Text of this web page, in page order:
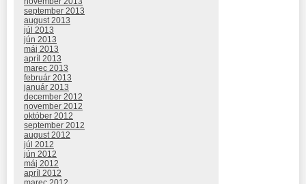
september 2013
august 2013
júl 2013
jún 2013
máj 2013
apríl 2013
marec 2013
február 2013
január 2013
december 2012
november 2012
október 2012
september 2012
august 2012
júl 2012
jún 2012
máj 2012
apríl 2012